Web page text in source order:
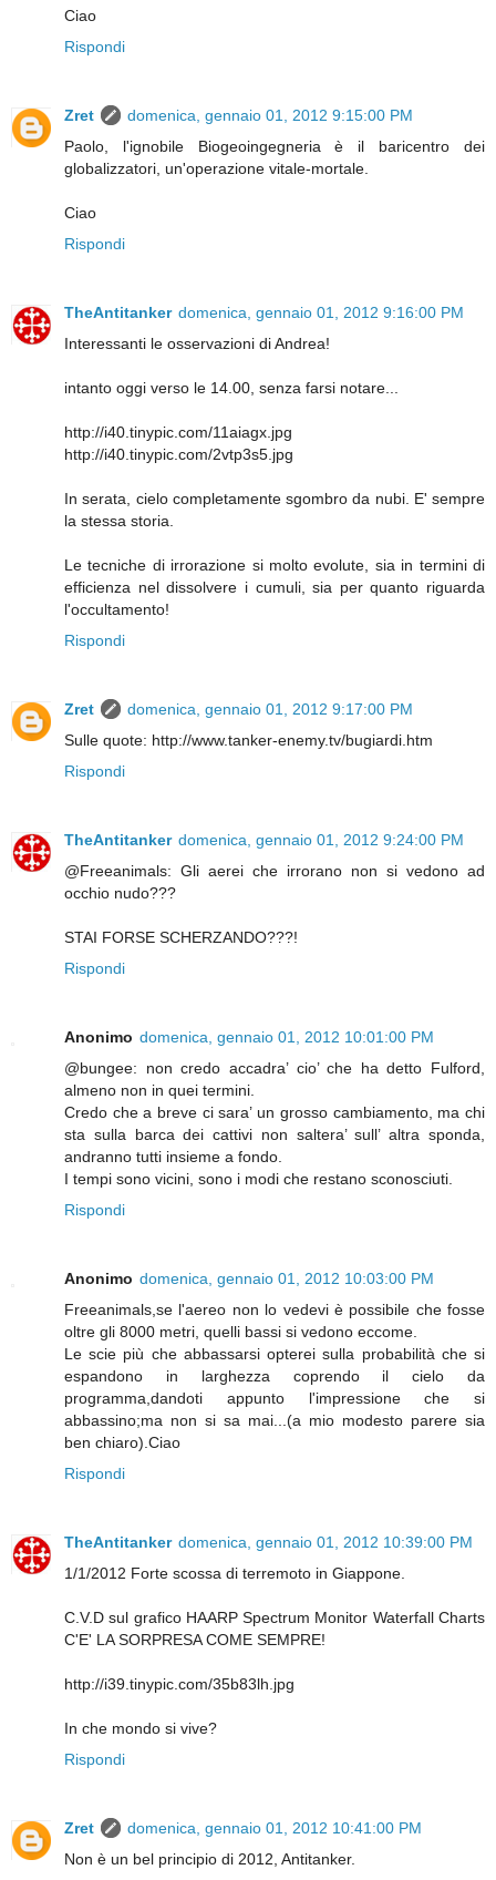
Ciao
Rispondi
Zret
domenica, gennaio 01, 2012 9:15:00 PM
Paolo, l'ignobile Biogeoingegneria è il baricentro dei
globalizzatori, un'operazione vitale-mortale.
Ciao
Rispondi
TheAntitanker domenica, gennaio 01, 2012 9:16:00 PM
Interessanti le osservazioni di Andrea!
intanto oggi verso le 14.00, senza farsi notare...
http://i40.tinypic.com/11aiagx.jpg
http://i40.tinypic.com/2vtp3s5.jpg
In serata, cielo completamente sgombro da nubi. E' sempre
la stessa storia.
Le tecniche di irrorazione si molto evolute, sia in termini di
efficienza nel dissolvere i cumuli, sia per quanto riguarda
l'occultamento!
Rispondi
Zret
domenica, gennaio 01, 2012 9:17:00 PM
Sulle quote: http://www.tanker-enemy.tv/bugiardi.htm
Rispondi
TheAntitanker domenica, gennaio 01, 2012 9:24:00 PM
@Freeanimals: Gli aerei che irrorano non si vedono ad
occhio nudo???
STAI FORSE SCHERZANDO???!
Rispondi
Anonimo domenica, gennaio 01, 2012 10:01:00 PM
@bungee: non credo accadra’ cio’ che ha detto Fulford,
almeno non in quei termini.
Credo che a breve ci sara’ un grosso cambiamento, ma chi
sta sulla barca dei cattivi non saltera’ sull’ altra sponda,
andranno tutti insieme a fondo.
I tempi sono vicini, sono i modi che restano sconosciuti.
Rispondi
Anonimo domenica, gennaio 01, 2012 10:03:00 PM
Freeanimals,se l'aereo non lo vedevi è possibile che fosse
oltre gli 8000 metri, quelli bassi si vedono eccome.
Le scie più che abbassarsi opterei sulla probabilità che si
espandono in larghezza coprendo il cielo da
programma,dandoti appunto l'impressione che si
abbassino;ma non si sa mai...(a mio modesto parere sia
ben chiaro).Ciao
Rispondi
TheAntitanker domenica, gennaio 01, 2012 10:39:00 PM
1/1/2012 Forte scossa di terremoto in Giappone.
C.V.D sul grafico HAARP Spectrum Monitor Waterfall Charts
C'E' LA SORPRESA COME SEMPRE!
http://i39.tinypic.com/35b83lh.jpg
In che mondo si vive?
Rispondi
Zret
domenica, gennaio 01, 2012 10:41:00 PM
Non è un bel principio di 2012, Antitanker.